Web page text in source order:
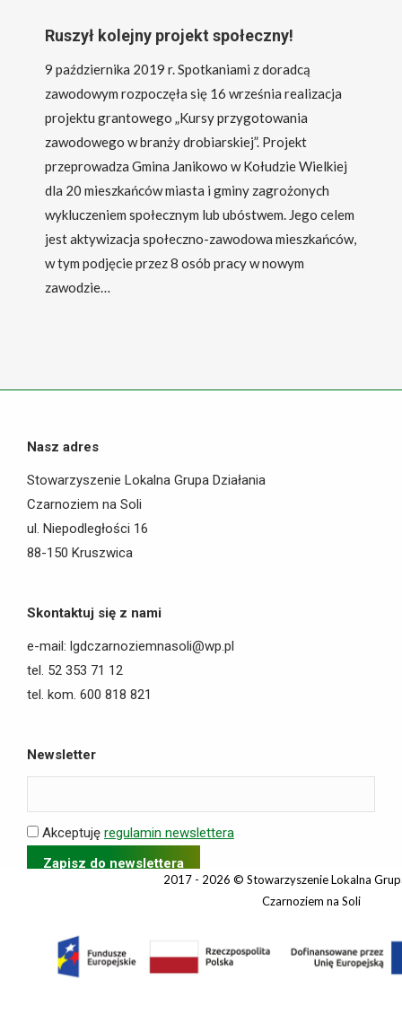
Ruszył kolejny projekt społeczny!
9 października 2019 r. Spotkaniami z doradcą
zawodowym rozpoczęła się 16 września realizacja
projektu grantowego „Kursy przygotowania
zawodowego w branży drobiarskiej”. Projekt
przeprowadza Gmina Janikowo w Kołudzie Wielkiej
dla 20 mieszkańców miasta i gminy zagrożonych
wykluczeniem społecznym lub ubóstwem. Jego celem
jest aktywizacja społeczno-zawodowa mieszkańców,
w tym podjęcie przez 8 osób pracy w nowym
zawodzie…
Nasz adres
Stowarzyszenie Lokalna Grupa Działania
Czarnoziem na Soli
ul. Niepodległości 16
88-150 Kruszwica
Skontaktuj się z nami
e-mail: lgdczarnoziemnasoli@wp.pl
tel. 52 353 71 12
tel. kom. 600 818 821
Newsletter
Akceptuję regulamin newslettera
2017 - 2026 © Stowarzyszenie Lokalna
Czarnoziem na Soli